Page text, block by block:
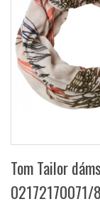
Tom Tailor
02172170071/